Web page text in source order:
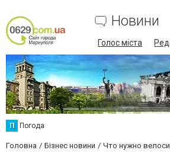
Новини
Голос міста
П Погода
Головна Бізнес новини Что нужно